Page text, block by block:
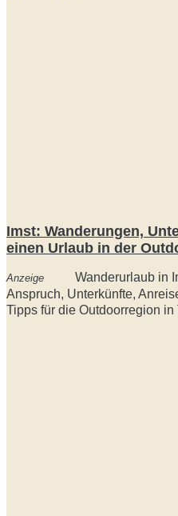
Imst: Wanderungen,
einen Urlaub in der
Anzeige
Wanderurlaub in
Anspruch, Unterkünfte,
Tipps für die Outdoorregion in